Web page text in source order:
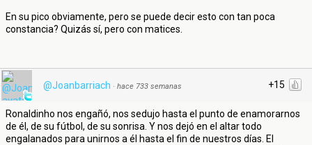
En su pico obviamente, pero se puede decir esto con tan poca
constancia? Quizás sí, pero con matices.
+15
@Joanbarriach · hace 733 semanas
Ronaldinho nos engañó, nos sedujo hasta el punto de enamorarnos
de él, de su fútbol, de su sonrisa. Y nos dejó en el altar todo
engalanados para unirnos a él hasta el fin de nuestros días. El